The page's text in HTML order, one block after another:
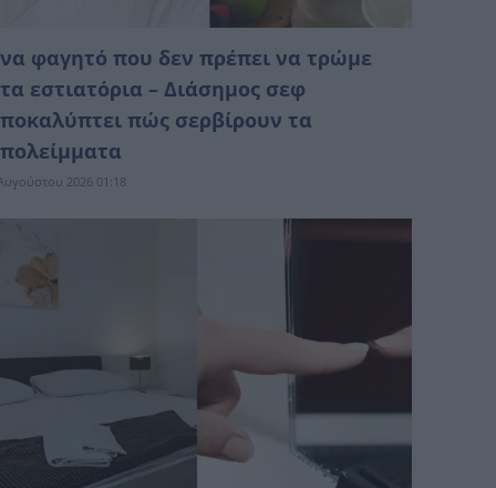
φαγητό που δεν πρέπει να τρώμε
εστιατόρια – Διάσημος σεφ
πώς σερβίρουν τα
2026 01:18